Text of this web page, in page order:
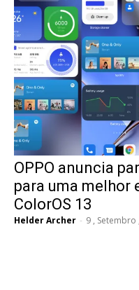
OPPO anuncia
para uma melhor
ColorOS 13
Helder Archer - 9 , Setembro